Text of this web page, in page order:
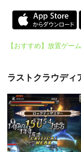
【おすすめ】放置ゲー
ラストクラウディ